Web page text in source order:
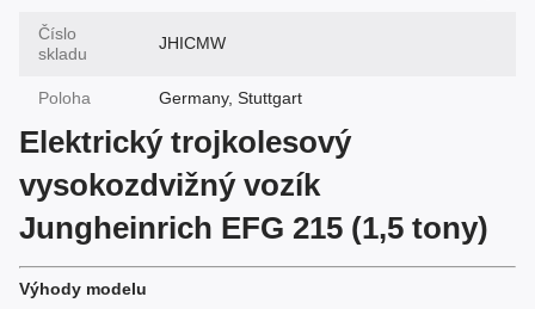
Číslo
skladu
JHICMW
Poloha Germany, Stuttgart
Elektrický trojkolesový
vysokozdvižný vozík
Jungheinrich EFG 215 (1,5 tony)
Výhody modelu